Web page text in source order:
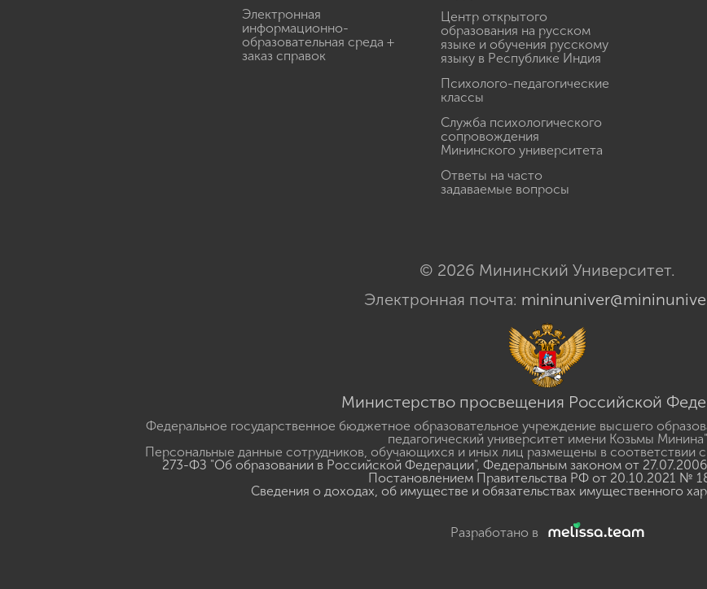
Электронная
информационно-
образовательная среда +
заказ справок
Центр открытого
образования на русском
языке и обучения русскому
языку в Республике Индия
Психолого-педагогические
классы
Служба психологического
сопровождения
Мининского университета
Ответы на часто
задаваемые вопросы
© 2026 Мининский Университет.
Электронная почта:
Министерство просвещения Российской
Федеральное государственное бюджетное образовательное учреждение высшего
педагогический университет имени Козьмы Минина"
Персональные данные сотрудников, обучающихся и иных лиц размещены в соответствии с
273-ФЗ "Об образовании в Российской Федерации", Федеральным законом от
Постановлением Правительства РФ от 20.10.2021 №
Сведения о доходах, об имуществе и обязательствах имущественного
Разработано в